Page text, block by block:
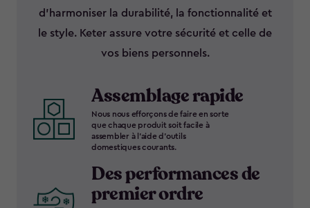
d’harmoniser la durabilité, la fonctionnalité et
le style. Keter assure votre sécurité et celle de
vos biens personnels.
Assemblage rapide
Nous nous efforçons de faire en sorte
que chaque produit soit facile à
assembler à l’aide d’outils
domestiques courants.
Des performances de
premier ordre